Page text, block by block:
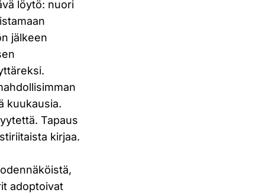
löytö: nuori
jälkeen
kuukausia.
Tapaus
kirjaa.
adoptoivat